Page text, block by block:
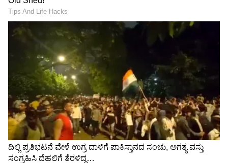
ಮತದಾರರ ಹೆಸರು ಡಿಲೀಟ್‌! 1.10
ಕೋಟಿ ಹೆಸರು ಡಿಲೀಟ್
ರಾಮ್‌ಜಿ ಸ್ಕೀಂ ಜಾರಿಗೆ ಮೊದಲ
ತಿಂಗಳೇ ಭಾರಿ ಹಿನ್ನಡೆ; ಆರಂಭಿಕ
Karnataka Rains: ಮಲೆನಾಡು,
ಕರಾವಳಿಯಲ್ಲಿ ಮಳೆ:
Karnataka Latest News Live:
ಖ್ಯಾತ ಕ್ರಿಕೆಟರ್ ಮನೆ ಮೇಲೆ